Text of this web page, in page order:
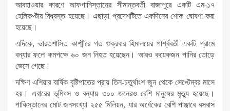
আবহাওয়ার কারণে আফগানিস্তানের সীমান্তবর্তী বাজাপুরে একটি এম-১৭
হেলিকপ্টার বিধ্বস্ত হয়েছে। এছাড়া প্রদেশটিতে একদিনের শোক ঘোষণা করা
হয়েছে।
এদিকে, ভারতশাসিত কাশ্মীরে গত শুক্রবার হিমালয়ের পার্শ্ববর্তী একটি গ্রামে
বন্যার ফলে কমপক্ষে ৬০ জন নিহত হয়েছেন। আরও কয়েকজন পানির তোড়ে
ভেসে গেছে।
দক্ষিণ এশিয়ার বার্ষিক বৃষ্টিপাতের প্রায় তিন-চতুর্থাংশ জুন থেকে সেপ্টেম্বর মাসে
হয়। এবারের ভূমিধস ও বন্যায় ৩০০ জনেরও বেশি মানুষের মৃত্যু হয়েছে।
পাকিস্তানের মোট জনসংখ্যা ২৫৫ মিলিয়ন, যার অর্ধেকের বেশি পাঞ্জাবে বসবাস